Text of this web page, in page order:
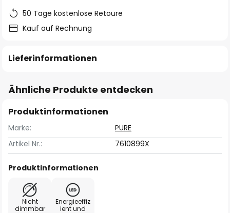
50 Tage kostenlose Retoure
Kauf auf Rechnung
Lieferinformationen
Ähnliche Produkte entdecken
Produktinformationen
Marke:
PURE
Artikel Nr.:
7610899X
Produktinformationen
Nicht
dimmbar
Energieeffiz
ient und